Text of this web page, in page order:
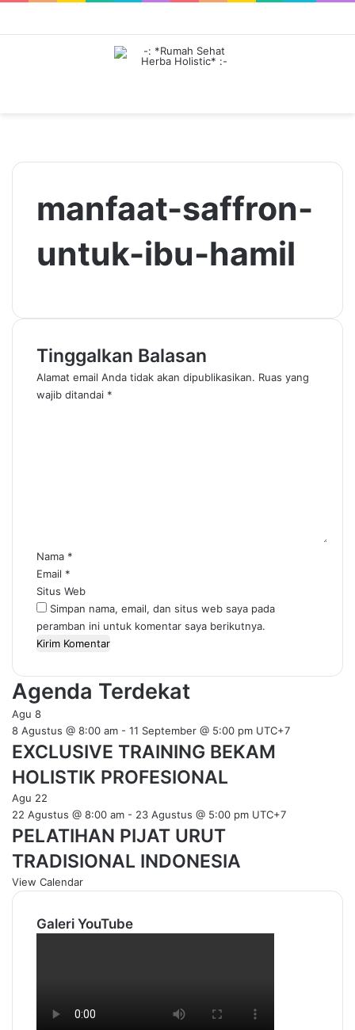
manfaat-saffron-
untuk-ibu-hamil
Tinggalkan Balasan
Alamat email Anda tidak akan dipublikasikan. Ruas yang
wajib ditandai *
*Nama *
Email *
Situs Web
Simpan nama, email, dan situs web saya pada
peramban ini untuk komentar saya berikutnya.
Agenda Terdekat
Agu 8
8 Agustus @ 8:00 am - 11 September @ 5:00 pm UTC+7
EXCLUSIVE TRAINING BEKAM
HOLISTIK PROFESIONAL
Agu 22
22 Agustus @ 8:00 am - 23 Agustus @ 5:00 pm UTC+7
PELATIHAN PIJAT URUT
TRADISIONAL INDONESIA
View Calendar
Galeri YouTube